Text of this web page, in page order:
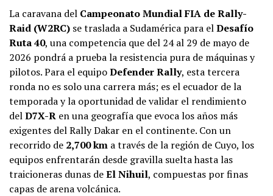
La caravana del Campeonato Mundial FIA de Rally-
Raid (W2RC) se traslada a Sudamérica para elDesafío
Ruta 40, una competencia que del 24 al 29 de mayo de
2026 pondrá a prueba la resistencia pura de máquinas y
pilotos. Para el equipoDefender Rally, esta tercera
ronda no es solo una carrera más; es el ecuador de la
temporada y la oportunidad de validar el rendimiento
delD7X-R en una geografía que evoca los años más
exigentes del Rally Dakar en el continente. Con un
recorrido de 2,700 km a través de la región de Cuyo, los
equipos enfrentarán desde gravilla suelta hasta las
traicioneras dunas deEl Nihuil, compuestas por finas
capas de arena volcánica.